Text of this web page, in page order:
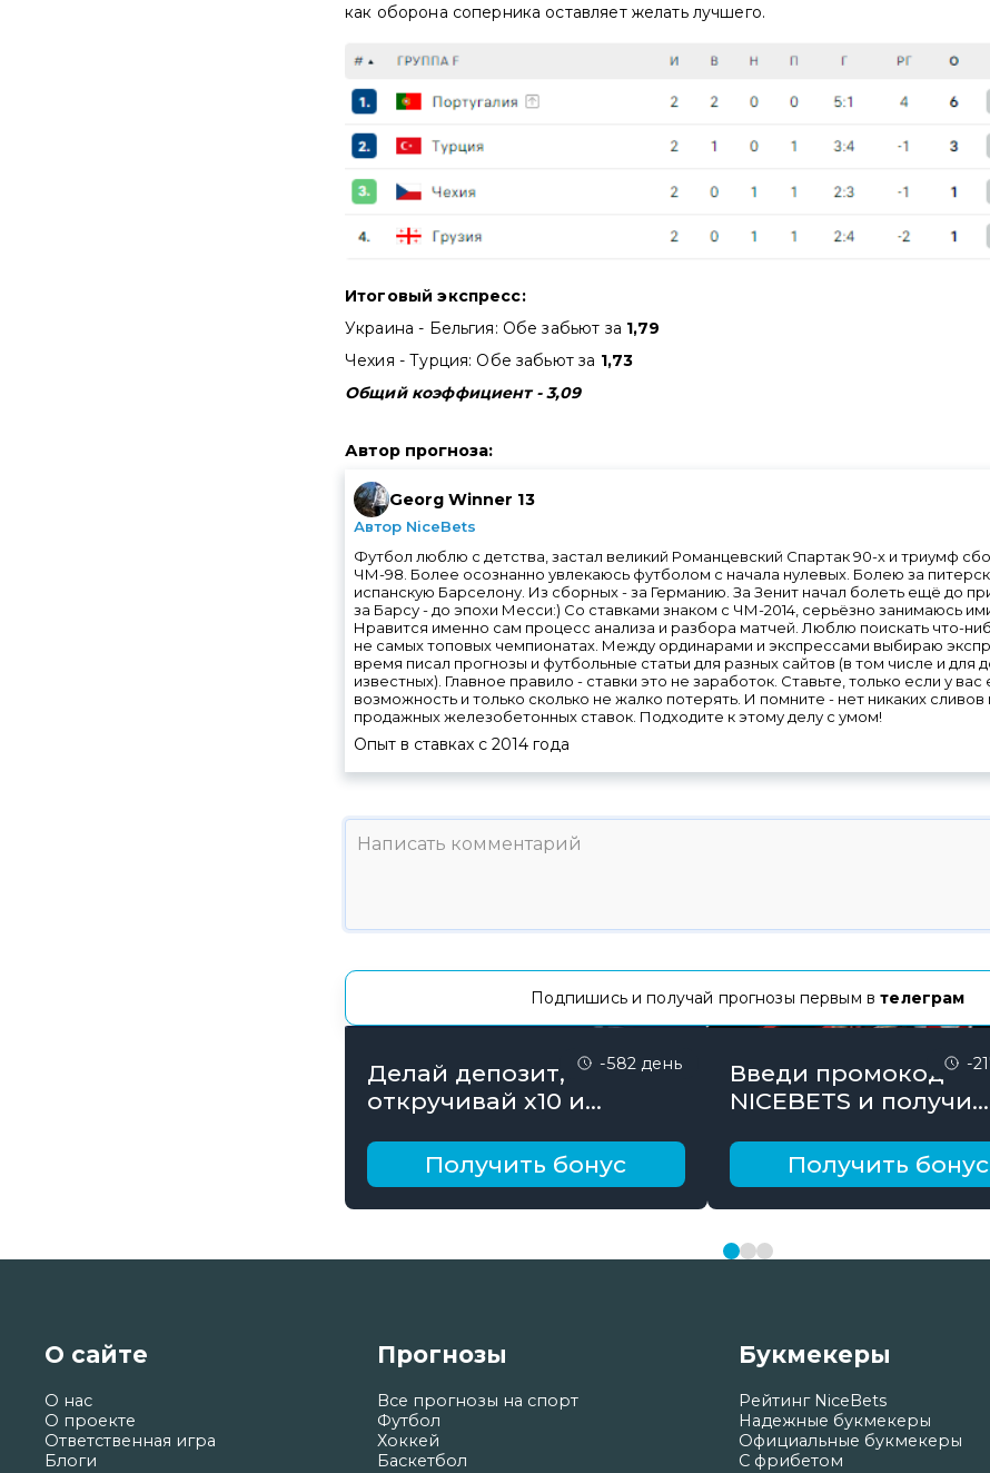
как оборона соперника оставляет желать лучшего.
Итоговый экспресс:
Украина - Бельгия: Обе забьют за 1,79
Чехия - Турция: Обе забьют за 1,73
Общий коэффициент - 3,09
Автор прогноза:
Georg Winner 13
Автор NiceBets
Футбол люблю с детства, застал великий Романцевский Спартак 90-х и триумф
ЧМ-98. Более осознанно увлекаюсь футболом с начала нулевых. Болею за
испанскую Барселону. Из сборных - за Германию. За Зенит начал болеть ещё до
за Барсу - до эпохи Месси:) Со ставками знаком с ЧМ-2014, серьёзно занимаюсь ими
Нравится именно сам процесс анализа и разбора матчей. Люблю поискать что-
не самых топовых чемпионатах. Между ординарами и экспрессами выбираю
время писал прогнозы и футбольные статьи для разных сайтов (в том числе и для
известных). Главное правило - ставки это не заработок. Ставьте, только если у вас
возможность и только сколько не жалко потерять. И помните - нет никаких сливов
продажных железобетонных ставок. Подходите к этому делу с умом!
Опыт в ставках с 2014 года
Подпишись и получай прогнозы первым втелеграм
-582 день
Делай депозит,
откручивай х10 и
рублейПолучить бонус
-
Введи промокод
NICEBETS и получи
Получить бонус
О сайте
О нас
О проекте
Ответственная игра
Блоги
Прогнозы
Все прогнозы на спорт
Футбол
Хоккей
Баскетбол
Букмекеры
Рейтинг NiceBets
Надежные букмекеры
Официальные букмекеры
С фрибетом